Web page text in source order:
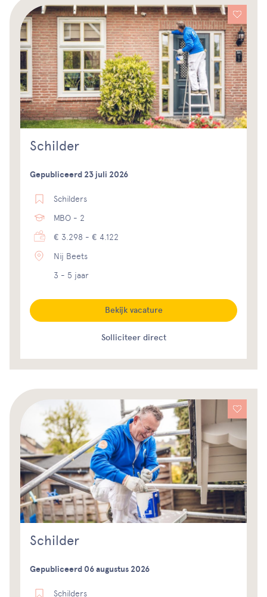
Schilder
Gepubliceerd 23 juli 2026
Schilders
MBO - 2
€ 3.298 - € 4.122
Nij Beets
3 - 5 jaar
Solliciteer direct
Bekijk vacature
Schilder
Gepubliceerd 06 augustus 2026
Schilders